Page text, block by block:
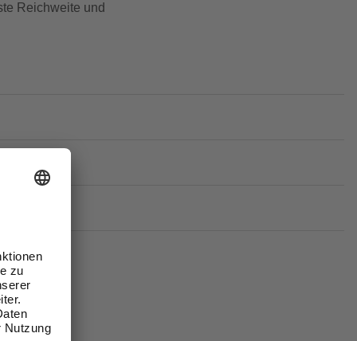
Reichweite und